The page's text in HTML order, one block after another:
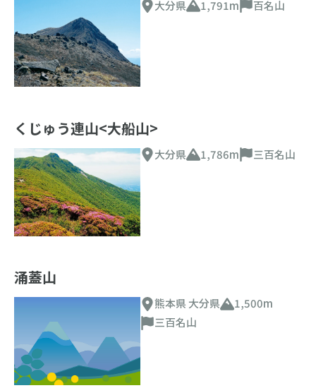
大分県 1,791m 百名山
くじゅう連山<大船山>
大分県 1,786m 三百名山
涌蓋山
熊本県 大分県
1,500m
三百名山